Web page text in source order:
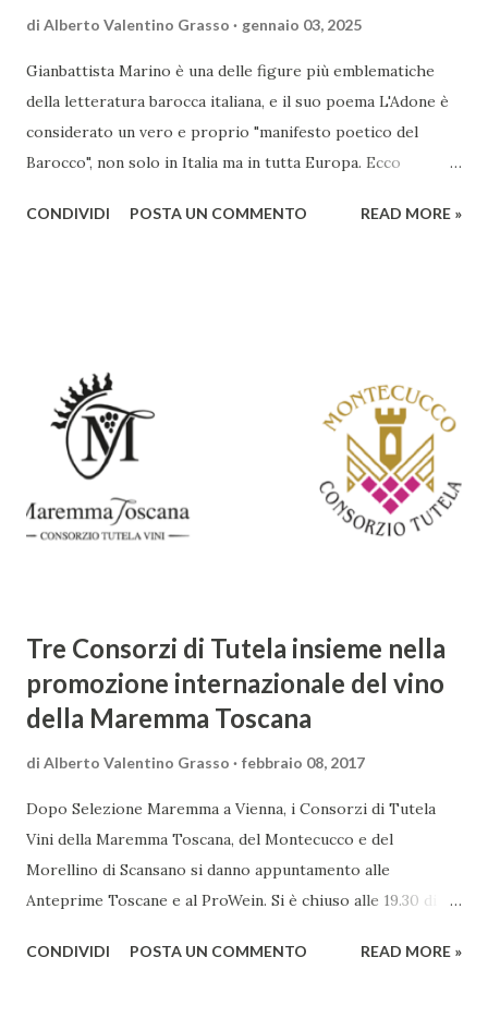
di Alberto Valentino Grasso gennaio 03, 2025
Gianbattista Marino è una delle figure più emblematiche
della letteratura barocca italiana, e il suo poema L'Adone è
considerato un vero e proprio "manifesto poetico del
Barocco", non solo in Italia ma in tutta Europa. Ecco
rendono un'opera fondamentale per il periodo. Marino fu
abbracciando invece i principi del Barocco: l'arte come
meraviglia, l'ostentazione della tecnica e la ricerca del
sorprendente. Marino visse in un'epoca di grandi
cambiamenti culturali e sociali, e la sua opera riflette questa
complessità. L'Adone è un poema epico-mitologico in 20
canti, composto da oltre 40.000 versi. Narra la storia
CONDIVIDI POSTA UN COMMENTO READ MORE »
Tre Consorzi di Tutela insieme nella
promozione internazionale del vino
della Maremma Toscana
di Alberto Valentino Grasso febbraio 08, 2017
Dopo Selezione Maremma a Vienna, i Consorzi di Tutela
Vini della Maremma Toscana, del Montecucco e del
Morellino di Scansano si danno appuntamento alle
Anteprime Toscane e al ProWein. Si è chiuso alle 19.30 di
presso l’Hotel Regina di Vienna dalla società Wein & Kultur,
CONDIVIDI POSTA UN COMMENTO READ MORE »